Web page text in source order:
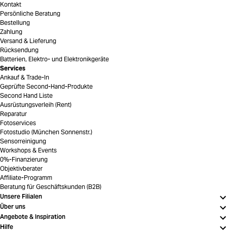
Kontakt
Persönliche Beratung
Bestellung
Zahlung
Versand & Lieferung
Rücksendung
Batterien, Elektro- und Elektronikgeräte
Services
Ankauf & Trade-In
Geprüfte Second-Hand-Produkte
Second Hand Liste
Ausrüstungsverleih (Rent)
Reparatur
Fotoservices
Fotostudio (München Sonnenstr.)
Sensorreinigung
Workshops & Events
0%-Finanzierung
Objektivberater
Affiliate-Programm
Beratung für Geschäftskunden (B2B)
Unsere Filialen
Über uns
Angebote & Inspiration
Hilfe